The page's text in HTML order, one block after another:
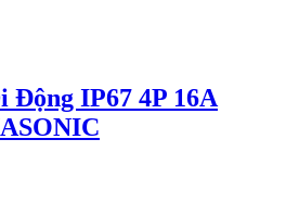
Động IP67 4P 16A